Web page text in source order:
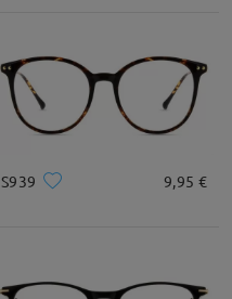
S939 9,95 €